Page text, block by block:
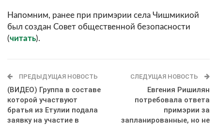
Напомним, ранее при примэрии села Чишмикиой
был создан Совет общественной безопасности
(читать).
ПРЕДЫДУЩАЯ НОВОСТЬ
(ВИДЕО) Группа в составе
которой участвуют
братья из Етулии подала
заявку на участие в
СЛЕДУЩАЯ НОВОСТЬ
Евгения Ришилян
потребовала ответа
примэрии за
запланированные, но не